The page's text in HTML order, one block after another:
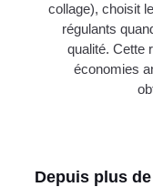
collage), choisit
régulants
qualité. Cette
économies
Depuis plus